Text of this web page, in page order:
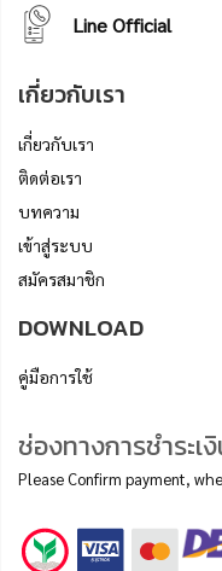
Line Official
เกี่ยวกับเรา
เกี่ยวกับเรา
ติดต่อเรา
บทความ
เข้าสู่ระบบ
สมัครสมาชิก
DOWNLOAD
คู่มือการใช้
ช่องทางการชำระเ
Please Confirm payment,